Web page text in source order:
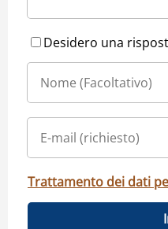
Desidero una
Trattamento dei dati